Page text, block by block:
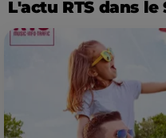
L'actu RTS dans le